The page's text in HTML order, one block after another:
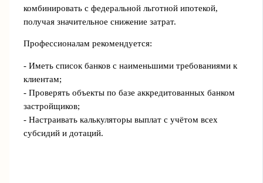
комбинировать с федеральной льготной ипотекой,
получая значительное снижение затрат.
Профессионалам рекомендуется:
- Иметь список банков с наименьшими требованиями к
клиентам;
- Проверять объекты по базе аккредитованных банком
застройщиков;
- Настраивать калькуляторы выплат с учётом всех
субсидий и дотаций.